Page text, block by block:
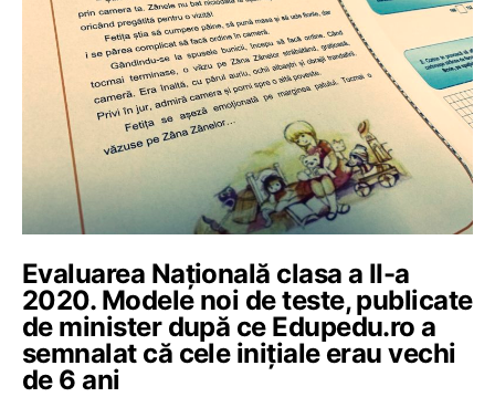
Evaluarea Naţională clasa a II-a
2020. Modele noi de teste, publicate
de minister după ce Edupedu.ro a
semnalat că cele iniţiale erau vechi
de 6 ani